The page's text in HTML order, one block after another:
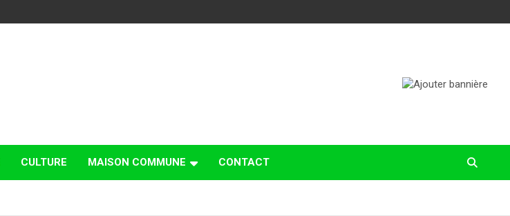
CULTURE MAISON COMMUNE CONTACT